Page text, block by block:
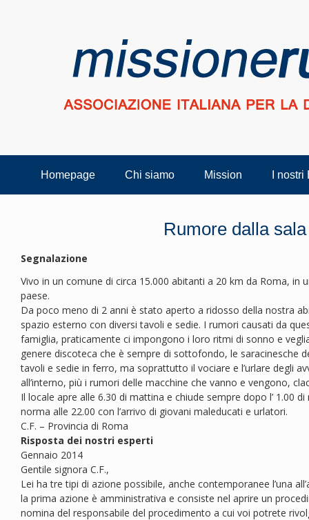
Homepage Chi siamo Mission I
Rumore dalla
Segnalazione
Vivo in un comune di circa 15.000 abitanti a 20 km da Roma, in
paese.
Da poco meno di 2 anni è stato aperto a ridosso della nostra
spazio esterno con diversi tavoli e sedie. I rumori causati da
famiglia, praticamente ci impongono i loro ritmi di sonno e
genere discoteca che è sempre di sottofondo, le saracinesche
tavoli e sedie in ferro, ma soprattutto il vociare e l’urlare degli
all’interno, più i rumori delle macchine che vanno e vengono,
Il locale apre alle 6.30 di mattina e chiude sempre dopo l’ 1.00
norma alle 22.00 con l’arrivo di giovani maleducati e urlatori.
C.F. – Provincia di Roma
Risposta dei nostri esperti
Gennaio 2014
Gentile signora C.F.,
Lei ha tre tipi di azione possibile, anche contemporanee l’una
la prima azione è amministrativa e consiste nel aprire un
nomina del responsabile del procedimento a cui voi potrete